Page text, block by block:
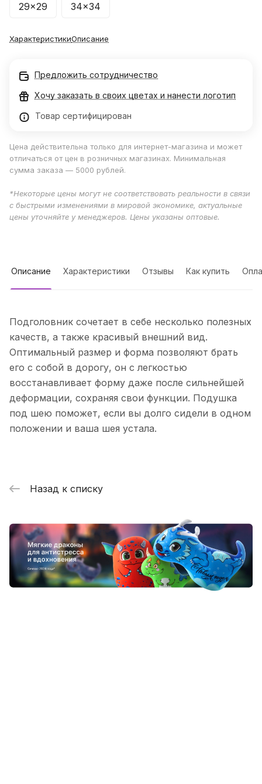
29x29 34x34
ХарактеристикиОписание
Предложить сотрудничество
Хочу заказать в своих цветах и нанести логотип
Товар сертифицирован
Цена действительна только для интернет-магазина и может
отличаться от цен в розничных магазинах. Минимальная
сумма заказа — 5000 рублей.
*Некоторые цены могут не соответствовать реальности в связи
с быстрыми изменениями в мировой экономике, актуальные
цены уточняйте у менеджеров. Цены указаны оптовые.
Описание Характеристики Отзывы Как купить
Подголовник сочетает в себе несколько полезных
качеств, а также красивый внешний вид.
Оптимальный размер и форма позволяют брать
его с собой в дорогу, он с легкостью
восстанавливает форму даже после сильнейшей
деформации, сохраняя свои функции. Подушка
под шею поможет, если вы долго сидели в одном
положении и ваша шея устала.
Назад к списку